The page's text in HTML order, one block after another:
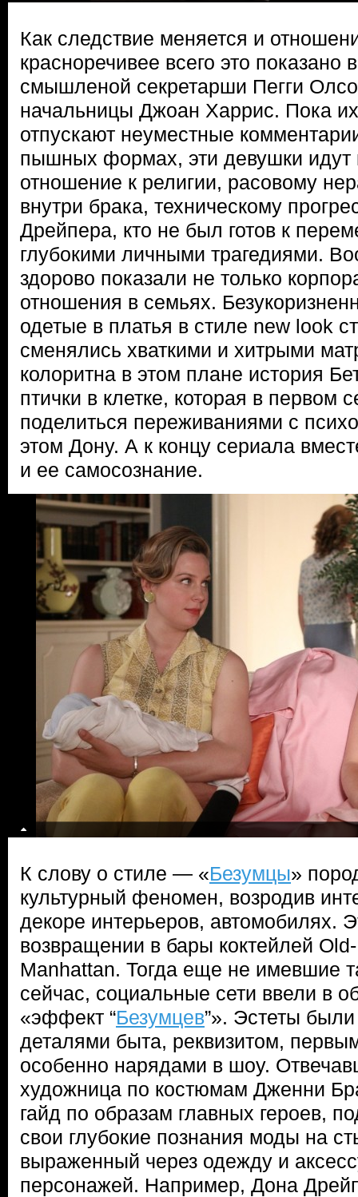
Как следствие меняется и
красноречивее всего это показано
смышленой секретарши Пегги
начальницы Джоан Харрис. Пока
отпускают неуместные
пышных формах, эти девушки идут
отношение к религии, расовому
внутри брака, техническому
Дрейпера, кто не был готов к
глубокими личными трагедиями.
здорово показали не только
отношения в семьях.
одетые в платья в стиле new look
сменялись хваткими и хитрыми
колоритна в этом плане история
птички в клетке, которая в первом
поделиться переживаниями с
этом Дону. А к концу сериала
и ее самосознание.
К слову о стиле — «Безумцы»
культурный феномен, возродив
декоре интерьеров, автомобилях.
возвращении в бары коктейлей
Manhattan. Тогда еще не имевшие
сейчас, социальные сети ввели в
«эффект “Безумцев”». Эстеты
деталями быта, реквизитом,
особенно нарядами в шоу.
художница по костюмам Дженни
гайд по образам главных героев,
свои глубокие познания моды на
выраженный через одежду и
персонажей. Например, Дона